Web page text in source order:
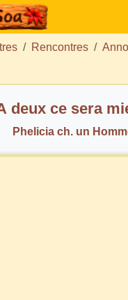
Rencontres
deux ce sera
Phelicia ch. un